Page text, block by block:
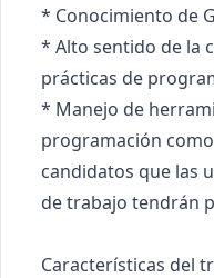
* Conocimiento de
* Alto sentido de la
prácticas de
* Manejo de
programación
candidatos que las
de trabajo tendrán
Características del